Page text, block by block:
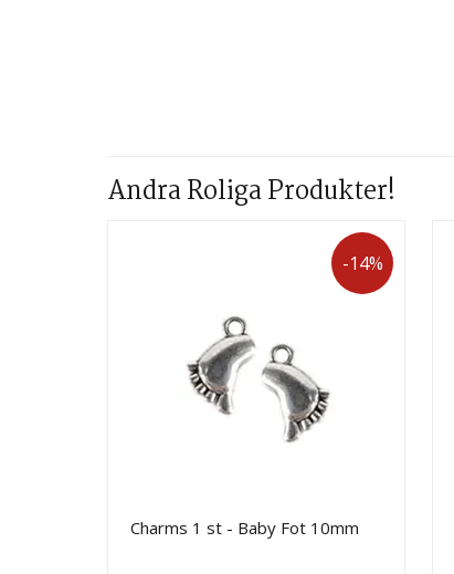
Andra Roliga Produkter!
-14%
Charms 1 st - Baby Fot 10mm